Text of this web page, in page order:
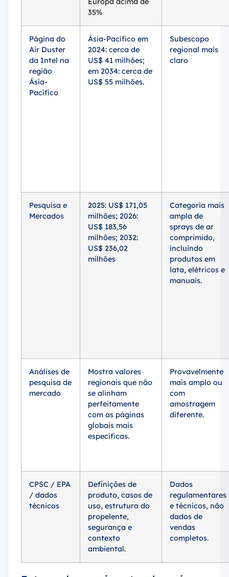
35%
Air Duster
da Intel na
região
Ásia-
Pacífico
2024: cerca de
US$ 41 milhões;
em 2034: cerca de
US$ 55 milhões.
regional mais
claro
Mercados
milhões; 2026:
US$ 183,56
milhões; 2032:
US$ 236,02
milhões
ampla de
sprays de ar
comprimido,
incluindo
produtos em
lata, elétricos e
manuais.
pesquisa de
mercado
regionais que não
se alinham
perfeitamente
com as páginas
globais mais
específicas.
mais amplo ou
com
amostragem
diferente.
/ dados
técnicos
produto, casos de
uso, estrutura do
propelente,
segurança e
contexto
ambiental.
regulamentares
e técnicos, não
dados de
vendas
completos.
Fatores de crescimento e barreiras